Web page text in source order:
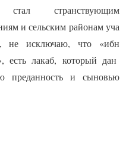
стал странствующим
и сельским районам уча
не исключаю, что «ибн
лакаб, который дан
преданность и сыновью